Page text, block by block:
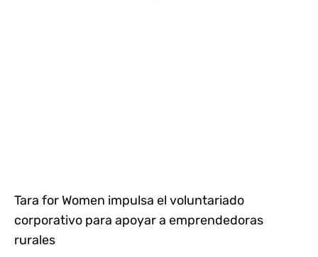
Tara for Women impulsa el voluntariado
corporativo para apoyar a emprendedoras
rurales